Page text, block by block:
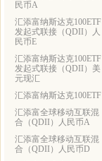
民币A
汇添富纳斯达克100ETF
发起式联接（QDII）人
民币E
汇添富纳斯达克100ETF
发起式联接（QDII）美
元现汇
汇添富纳斯达克100ETF
汇添富全球移动互联混
合（QDII）人民币A
汇添富全球移动互联混
合（QDII）人民币D